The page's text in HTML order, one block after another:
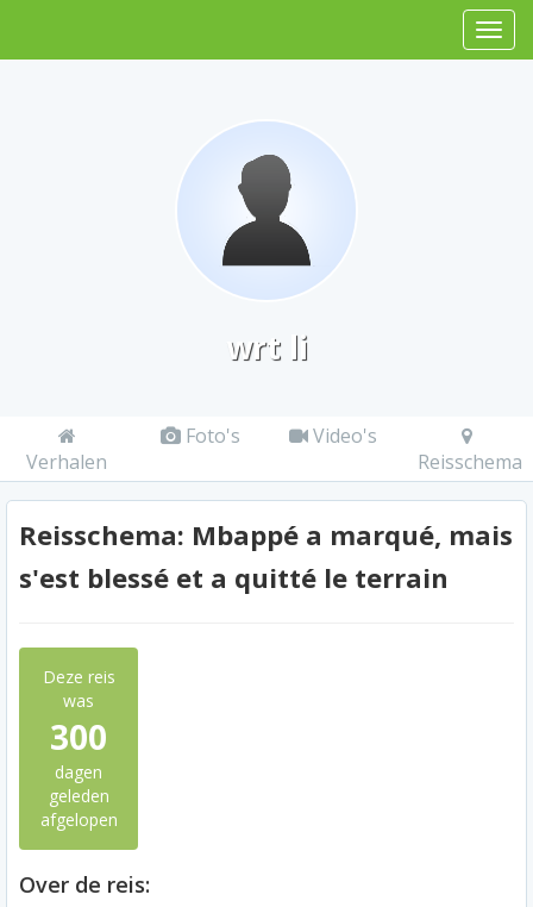
wrt li
Verhalen
Foto's
Video's
Reisschema
Reisschema: Mbappé a marqué, mais
s'est blessé et a quitté le terrain
Deze reis
was
300
dagen
geleden
afgelopen
Over de reis: